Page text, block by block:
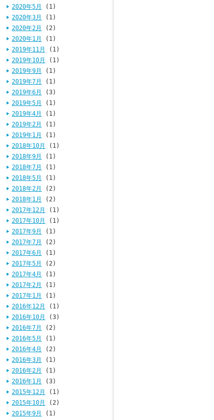
2020年5月
(1)
2020年3月
(1)
2020年2月
(2)
2020年1月
(1)
2019年11月
(1)
2019年10月
(1)
2019年9月
(1)
2019年7月
(1)
2019年6月
(3)
2019年5月
(1)
2019年4月
(1)
2019年2月
(1)
2019年1月
(1)
2018年10月
(1)
2018年9月
(1)
2018年7月
(1)
2018年5月
(1)
2018年2月
(2)
2018年1月
(2)
2017年12月
(1)
2017年10月
(1)
2017年9月
(1)
2017年7月
(2)
2017年6月
(1)
2017年5月
(2)
2017年4月
(1)
2017年2月
(1)
2017年1月
(1)
2016年12月
(1)
2016年10月
(3)
2016年7月
(2)
2016年5月
(1)
2016年4月
(2)
2016年3月
(1)
2016年2月
(1)
2016年1月
(3)
2015年12月
(1)
2015年10月
(2)
2015年9月
(1)